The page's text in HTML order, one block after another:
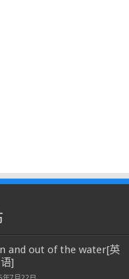
and out of the water[英
语]